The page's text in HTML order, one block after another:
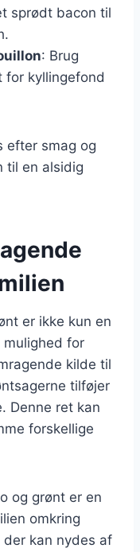
sprødt bacon til
: Brug
for kyllingefond
efter smag og
til en alsidig
er ikke kun en
for
kilde til
tilføjer
Denne ret kan
forskellige
og grønt er en
omkring
kan nydes af